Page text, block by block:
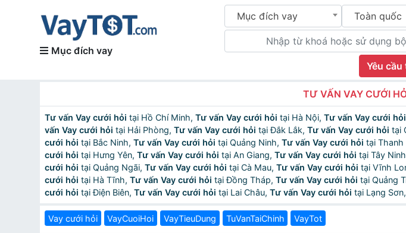
Mục đích vay
Mục đích vay Toàn quốc
Yêu cầu
TƯ VẤN VAY CƯỚI
Tư vấn Vay cưới hỏi tại Hồ Chí Minh, Tư vấn Vay cưới hỏi tại Hà Nội, Tư vấn Vay cưới hỏi
vấn Vay cưới hỏi tại Hải Phòng, Tư vấn Vay cưới hỏi tại Đắk Lắk, Tư vấn Vay cưới hỏi tại
cưới hỏi tại Bắc Ninh, Tư vấn Vay cưới hỏi tại Quảng Ninh, Tư vấn Vay cưới hỏi tại Thanh
cưới hỏi tại Hưng Yên, Tư vấn Vay cưới hỏi tại An Giang, Tư vấn Vay cưới hỏi tại Tây
cưới hỏi tại Quảng Ngãi, Tư vấn Vay cưới hỏi tại Cà Mau, Tư vấn Vay cưới hỏi tại Vĩnh
cưới hỏi tại Hà Tĩnh, Tư vấn Vay cưới hỏi tại Đồng Tháp, Tư vấn Vay cưới hỏi tại Quảng
cưới hỏi tại Điện Biên, Tư vấn Vay cưới hỏi tại Lai Châu, Tư vấn Vay cưới hỏi tại Lạng Sơn,
Vay cưới hỏi VayCuoiHoi VayTieuDung TuVanTaiChinh VayTot